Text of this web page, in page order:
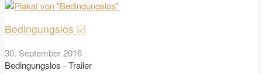
Bedingungslos ☑
30. September 2016
Bedingungslos - Trailer